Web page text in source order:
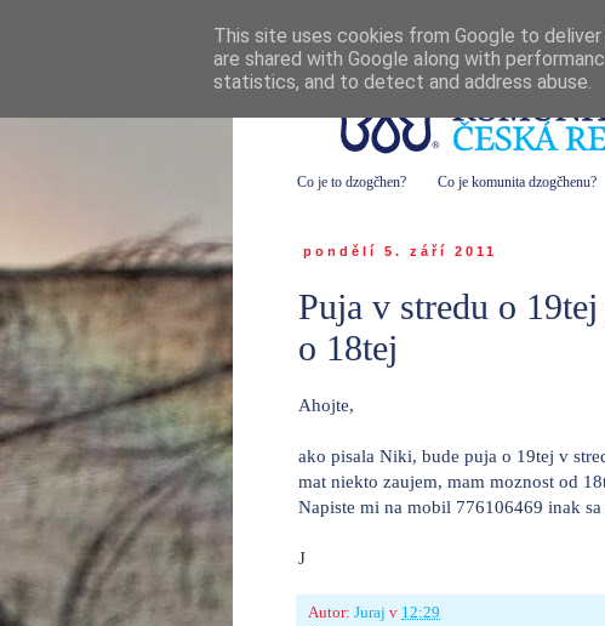
Co je to dzogčhen? Co je komunita dzogčhenu?
pondělí 5. září 2011
Puja v stredu o
o 18tej
Ahojte,
ako pisala Niki, bude puja o 19tej v
mat niekto zaujem, mam moznost od
Napiste mi na mobil 776106469 inak sa
J
Autor: Juraj v 12:29
This site uses cookies from Google to
are shared with Google along with
statistics, and to detect and address abuse.